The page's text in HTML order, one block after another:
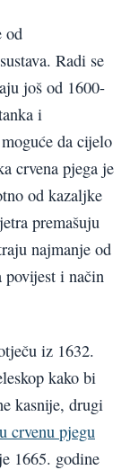
od
Radi se
još od 1600-
i
da cijelo
crvena pjega je
od kazaljke
premašuju
najmanje od
povijest i način
iz 1632.
kako bi
kasnije, drugi
crvenu pjegu
1665. godine